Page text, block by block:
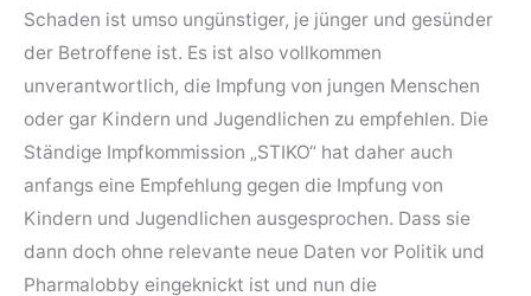
Schaden ist umso ungünstiger, je jünger und gesünder
der Betroffene ist. Es ist also vollkommen
unverantwortlich, die Impfung von jungen Menschen
oder gar Kindern und Jugendlichen zu empfehlen. Die
Ständige Impfkommission „STIKO“ hat daher auch
anfangs eine Empfehlung gegen die Impfung von
Kindern und Jugendlichen ausgesprochen. Dass sie
dann doch ohne relevante neue Daten vor Politik und
Pharmalobby eingeknickt ist und nun die